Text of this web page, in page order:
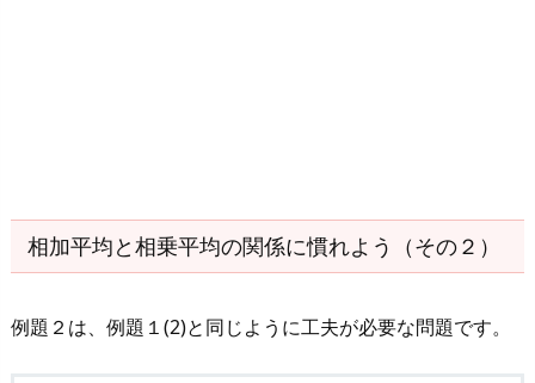
相加平均と相乗平均の関係に慣れよう（その２）
例題２は、例題１(2)と同じように工夫が必要な問題です。